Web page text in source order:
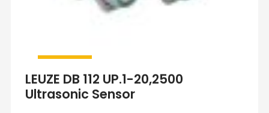
LEUZE DB 112 UP.1-20,2500
Ultrasonic Sensor